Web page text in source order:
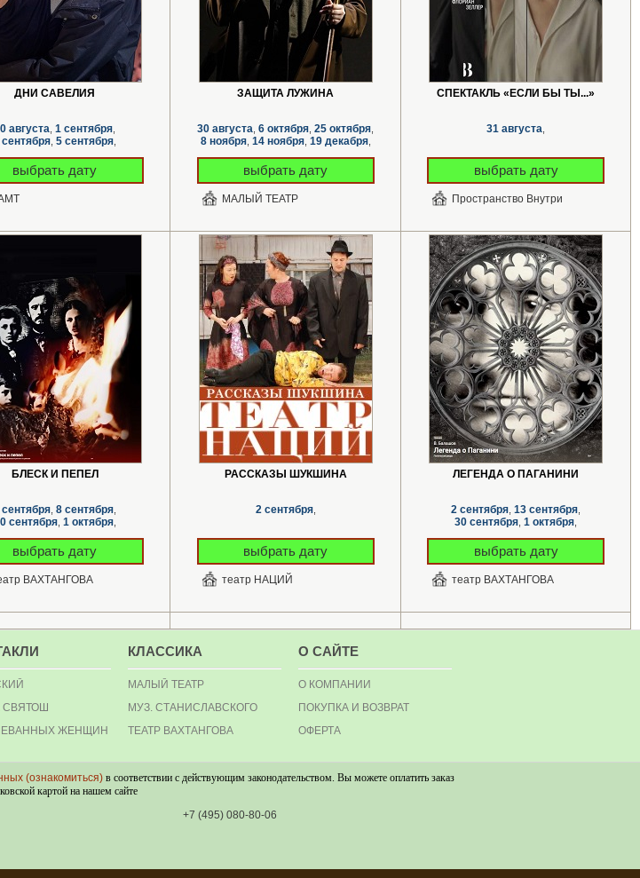
ДНИ САВЕЛИЯ
августа 1 сентября
сентября 5 сентября
выбрать дату
ЗАЩИТА ЛУЖИНА
30 августа 6 октября 25 октября
8 ноября, 14 ноября, 19 декабря,
выбрать дату
МАЛЫЙ ТЕАТР
СПЕКТАКЛЬ «ЕСЛИ БЫ ТЫ...»
31 августа
выбрать дату
Пространство Внутри
БЛЕСК И ПЕПЕЛ
сентября 8 сентября
сентября, 1 октября,
выбрать дату
ВАХТАНГОВА
РАССКАЗЫ ШУКШИНА
2 сентября,
выбрать дату
театр НАЦИЙ
ЛЕГЕНДА О ПАГАНИНИ
2 сентября 13 сентября
30 сентября 1 октября
выбрать дату
театр ВАХТАНГОВА
СВЯТОШ
ЖЕНЩИН
КЛАССИКА
МАЛЫЙ ТЕАТР
МУЗ. СТАНИСЛАВСКОГО
ТЕАТР ВАХТАНГОВА
О САЙТЕ
О КОМПАНИИ
ПОКУПКА И ВОЗВРАТ
ОФЕРТА
(ознакомиться) в соответствии с действующим законодательством. Вы можете оплатить заказ
картой на нашем сайте
+7 (495) 080-80-06